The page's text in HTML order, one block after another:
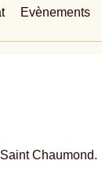
Evènements
Chaumond.